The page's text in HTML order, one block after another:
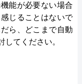
能が必要ない場合
じることはないで
ら、どこまで自動
てください。